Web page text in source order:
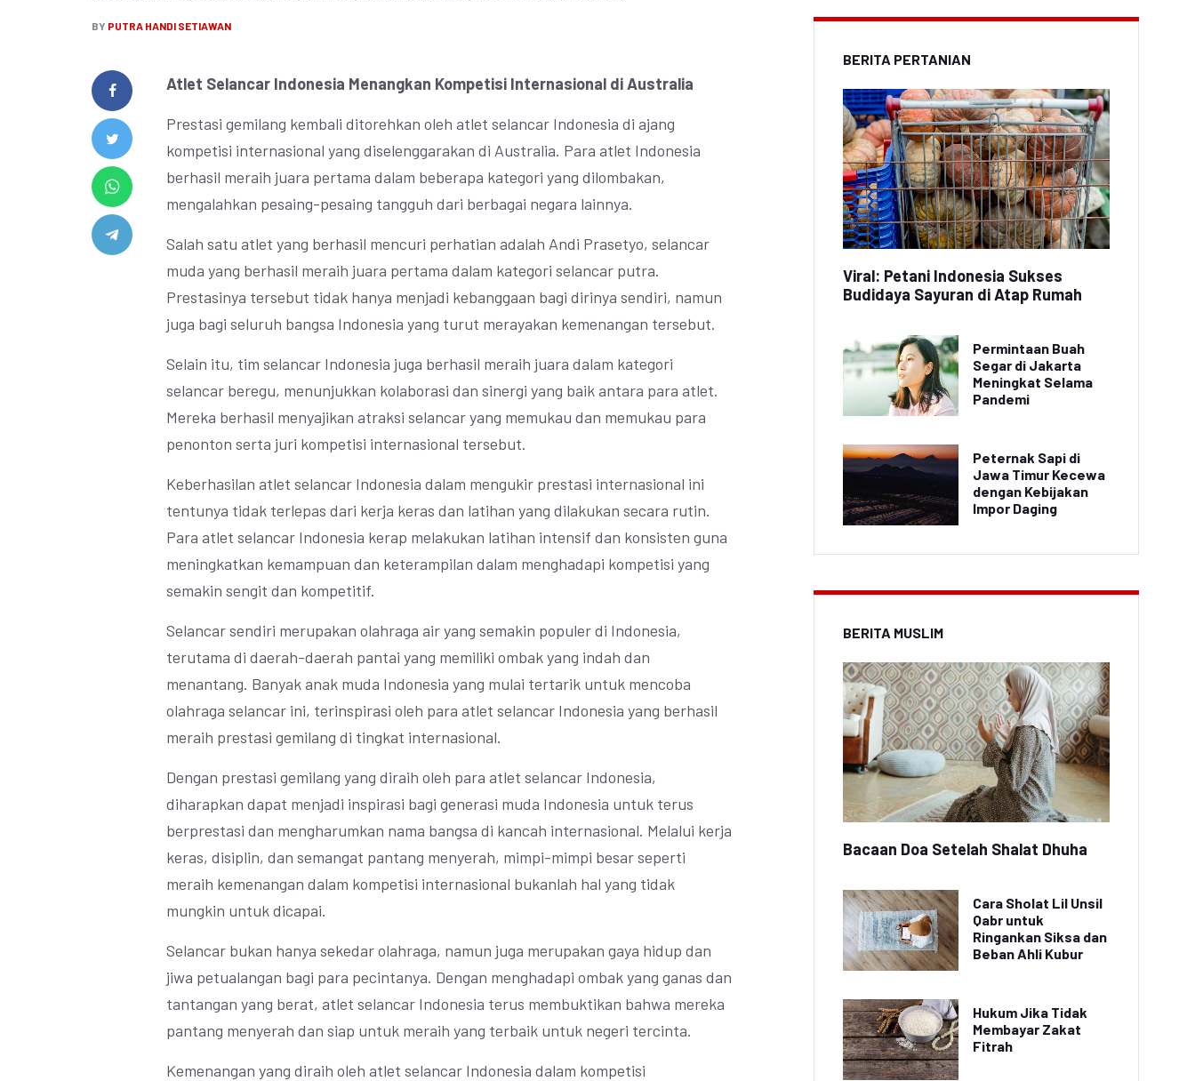
BY PUTRA HANDI SETIAWAN
Atlet Selancar Indonesia Menangkan Kompetisi Internasional di Australia
Prestasi gemilang kembali ditorehkan oleh atlet selancar Indonesia di ajang
kompetisi internasional yang diselenggarakan di Australia. Para atlet Indonesia
berhasil meraih juara pertama dalam beberapa kategori yang dilombakan,
mengalahkan pesaing-pesaing tangguh dari berbagai negara lainnya.
Salah satu atlet yang berhasil mencuri perhatian adalah Andi Prasetyo, selancar
muda yang berhasil meraih juara pertama dalam kategori selancar putra.
Prestasinya tersebut tidak hanya menjadi kebanggaan bagi dirinya sendiri, namun
juga bagi seluruh bangsa Indonesia yang turut merayakan kemenangan tersebut.
Selain itu, tim selancar Indonesia juga berhasil meraih juara dalam kategori
selancar beregu, menunjukkan kolaborasi dan sinergi yang baik antara para atlet.
Mereka berhasil menyajikan atraksi selancar yang memukau dan memukau para
penonton serta juri kompetisi internasional tersebut.
Keberhasilan atlet selancar Indonesia dalam mengukir prestasi internasional ini
tentunya tidak terlepas dari kerja keras dan latihan yang dilakukan secara rutin.
Para atlet selancar Indonesia kerap melakukan latihan intensif dan konsisten guna
meningkatkan kemampuan dan keterampilan dalam menghadapi kompetisi yang
semakin sengit dan kompetitif.
Selancar sendiri merupakan olahraga air yang semakin populer di Indonesia,
terutama di daerah-daerah pantai yang memiliki ombak yang indah dan
menantang. Banyak anak muda Indonesia yang mulai tertarik untuk mencoba
olahraga selancar ini, terinspirasi oleh para atlet selancar Indonesia yang berhasil
meraih prestasi gemilang di tingkat internasional.
Dengan prestasi gemilang yang diraih oleh para atlet selancar Indonesia,
diharapkan dapat menjadi inspirasi bagi generasi muda Indonesia untuk terus
berprestasi dan mengharumkan nama bangsa di kancah internasional. Melalui kerja
keras, disiplin, dan semangat pantang menyerah, mimpi-mimpi besar seperti
meraih kemenangan dalam kompetisi internasional bukanlah hal yang tidak
mungkin untuk dicapai.
Selancar bukan hanya sekedar olahraga, namun juga merupakan gaya hidup dan
jiwa petualangan bagi para pecintanya. Dengan menghadapi ombak yang ganas dan
tantangan yang berat, atlet selancar Indonesia terus membuktikan bahwa mereka
pantang menyerah dan siap untuk meraih yang terbaik untuk negeri tercinta.
Kemenangan yang diraih oleh atlet selancar Indonesia dalam kompetisi
BERITA PERTANIAN
Viral: Petani Indonesia Sukses
Budidaya Sayuran di Atap Rumah
Permintaan Buah
Segar di Jakarta
Meningkat Selama
Pandemi
Peternak Sapi di
Jawa Timur Kecewa
dengan Kebijakan
Impor Daging
BERITA MUSLIM
Bacaan Doa Setelah Shalat Dhuha
Cara Sholat Lil Unsil
Qabr untuk
Ringankan Siksa dan
Beban Ahli Kubur
Hukum Jika Tidak
Membayar Zakat
Fitrah